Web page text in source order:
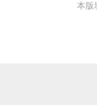
本版